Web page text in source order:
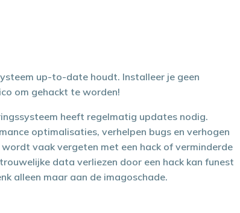
up-to-date houdt. Installeer je geen
om gehackt te worden!
heeft regelmatig updates nodig.
optimalisaties, verhelpen bugs en verhogen
vaak vergeten met een hack of verminderde
data verliezen door een hack kan funest
alleen maar aan de imagoschade.